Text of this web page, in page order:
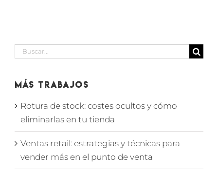
Buscar:
Más Trabajos
Rotura de stock: costes ocultos y cómo
eliminarlas en tu tienda
Ventas retail: estrategias y técnicas para
vender más en el punto de venta